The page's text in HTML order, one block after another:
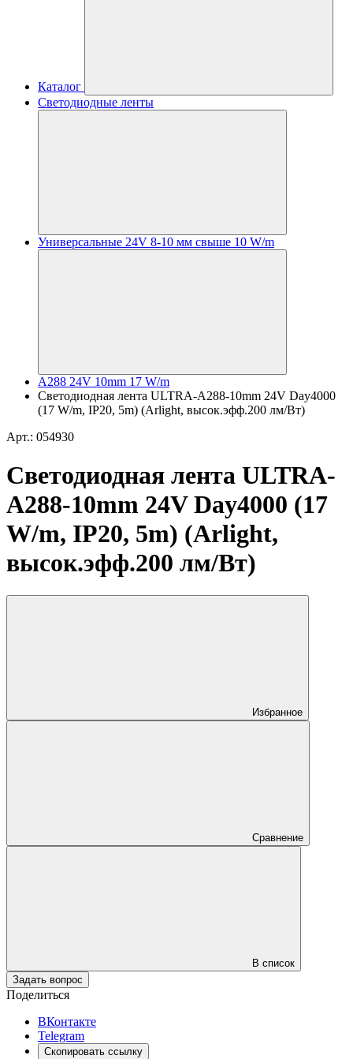
Каталог
Светодиодные ленты
Универсальные 24V 8-10 мм свыше 10 W/m
A288 24V 10mm 17 W/m
Светодиодная лента ULTRA-A288-10mm 24V Day4000
(17 W/m, IP20, 5m) (Arlight, высок.эфф.200 лм/Вт)
Арт.: 054930
Светодиодная лента ULTRA-
A288-10mm 24V Day4000 (17
W/m, IP20, 5m) (Arlight,
высок.эфф.200 лм/Вт)
Избранное
Сравнение
В список
Задать вопрос
Поделиться
ВКонтакте
Telegram
Скопировать ссылку